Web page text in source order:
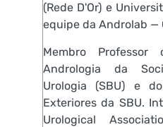
(Rede D'Or) e
equipe da Androlab —
Membro Professor
Andrologia da
Urologia (SBU) e
Exteriores da SBU.
Urological